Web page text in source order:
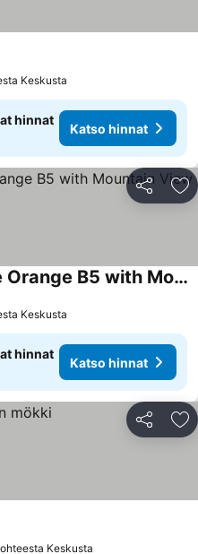
Keskusta
hinnat
Katso hinnat
Jaa
Tahko SPA Luxury Suite Orange B5 with Mountain View
Keskusta
hinnat
Katso hinnat
Jaa
Keskusta